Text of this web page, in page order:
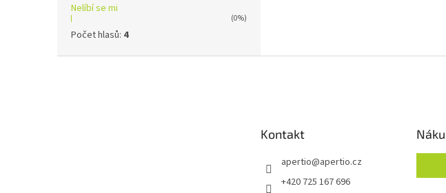
Nelíbí se mi
(0%)
Počet hlasů: 4
Kontakt
apertio@apertio.cz
+420 725 167 696